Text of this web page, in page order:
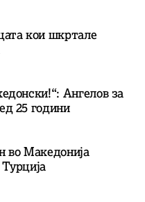
кои шкртале
Ангелов за
25 години
во Македонија